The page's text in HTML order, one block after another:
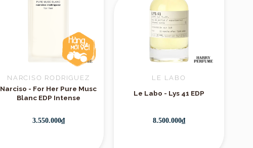
NARCISO RODRIGUEZ
Narciso - For Her Pure Musc
Blanc EDP Intense
3.550.000₫
LE LABO
Le Labo - Lys 41 EDP
8.500.000₫